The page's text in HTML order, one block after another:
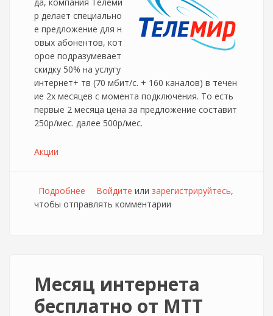
р делает специально
е предложение для н
овых абонентов, кот
орое подразумевает
скидку 50% на услугу
интернет+ тв (70 мбит/с. + 160 каналов) в течен
ие 2х месяцев с момента подключения. То есть
первые 2 месяца цена за предложение составит
250р/мес. далее 500р/мес.
Акции
Подробнее о Акция "Делим всё пополам" от Телемир
Войдите или зарегистрируйтесь,
чтобы отправлять комментарии
Месяц интернета
бесплатно от МТТ